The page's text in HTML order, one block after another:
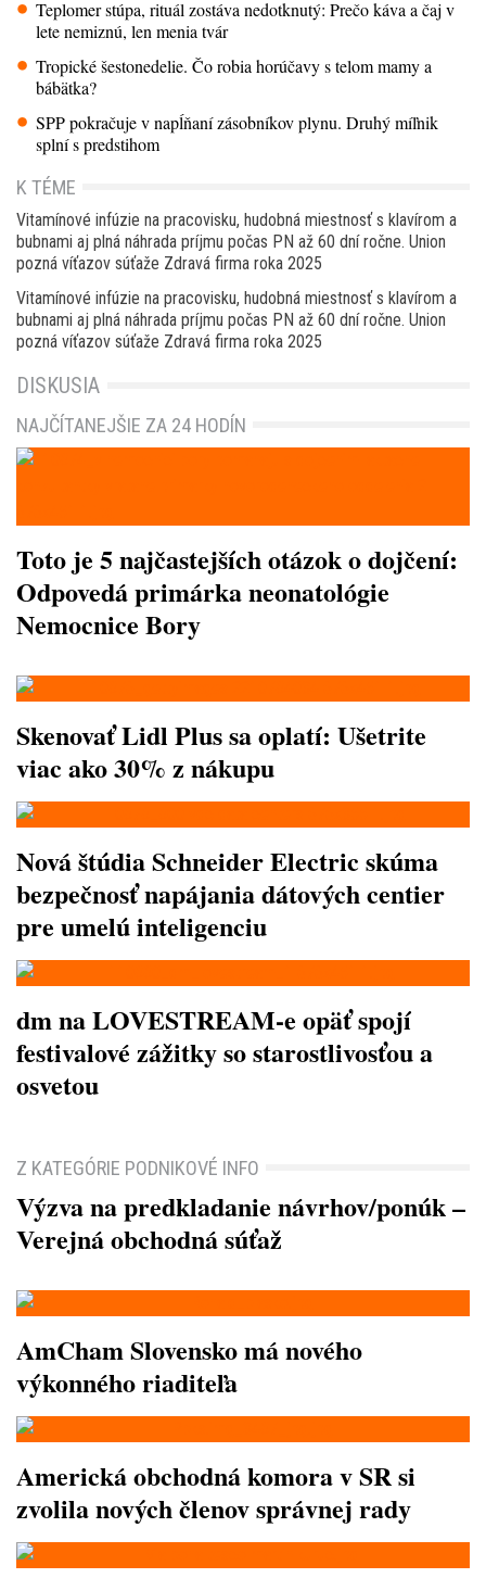
Teplomer stúpa, rituál zostáva nedotknutý: Prečo káva a čaj v
lete nemiznú, len menia tvár
Tropické šestonedelie. Čo robia horúčavy s telom mamy a
bábätka?
SPP pokračuje v napĺňaní zásobníkov plynu. Druhý míľnik
splní s predstihom
K TÉME
Vitamínové infúzie na pracovisku, hudobná miestnosť s klavírom a
bubnami aj plná náhrada príjmu počas PN až 60 dní ročne. Union
pozná víťazov súťaže Zdravá firma roka 2025
Vitamínové infúzie na pracovisku, hudobná miestnosť s klavírom a
bubnami aj plná náhrada príjmu počas PN až 60 dní ročne. Union
pozná víťazov súťaže Zdravá firma roka 2025
DISKUSIA
NAJČÍTANEJŠIE ZA 24 HODÍN
Toto je 5 najčastejších otázok o dojčení:
Odpovedá primárka neonatológie
Nemocnice Bory
Skenovať Lidl Plus sa oplatí: Ušetrite
viac ako 30% z nákupu
Nová štúdia Schneider Electric skúma
bezpečnosť napájania dátových centier
pre umelú inteligenciu
dm na LOVESTREAM-e opäť spojí
festivalové zážitky so starostlivosťou a
osvetou
Z KATEGÓRIE PODNIKOVÉ INFO
Výzva na predkladanie návrhov/ponúk –
Verejná obchodná súťaž
AmCham Slovensko má nového
výkonného riaditeľa
Americká obchodná komora v SR si
zvolila nových členov správnej rady